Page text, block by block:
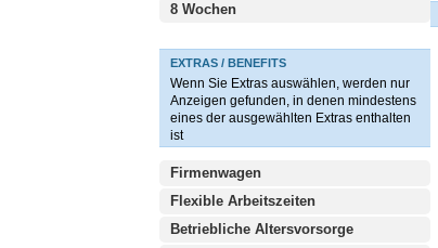
8 Wochen
EXTRAS / BENEFITS
Wenn Sie Extras auswählen, werden nur
Anzeigen gefunden, in denen mindestens
eines der ausgewählten Extras enthalten
ist
Firmenwagen
Flexible Arbeitszeiten
Betriebliche Altersvorsorge